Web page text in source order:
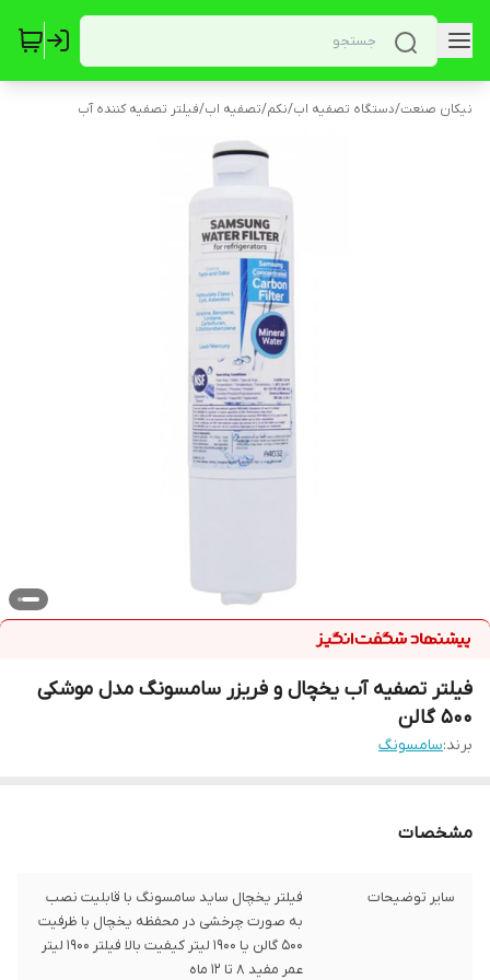
نیکان صنعت/دستگاه تصفیه اب/نکم/تصفیه اب/فیلتر تصفیه کننده آب
فیلتر تصفیه آب یخچال و فریزر سامسونگ مدل موشکی
500 گالن
برند:سامسونگ
مشخصات
سایر توضیحات
فیلتر یخچال ساید سامسونگ با قابلیت نصب
به صورت چرخشی در محفظه یخچال با ظرفیت
500 گالن یا 1900 لیتر کیفیت بالا فیلتر 1900 لیتر
عمر مفید 8 تا 12 ماه